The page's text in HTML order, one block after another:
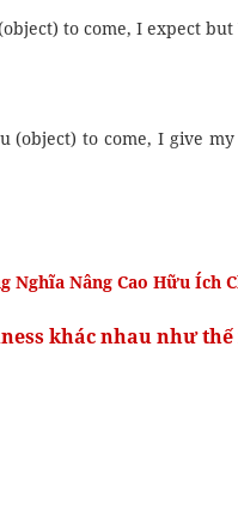
to come, I expect
(object) to come, I give
Nghĩa Nâng Cao Hữu Ích
khác nhau như thế